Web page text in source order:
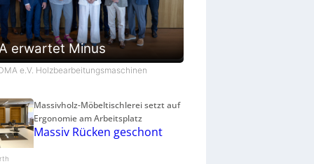
erwartet Minus
e.V. Holzbearbeitungsmaschinen
Massivholz-Möbeltischlerei setzt auf
Ergonomie am Arbeitsplatz
Massiv Rücken geschont